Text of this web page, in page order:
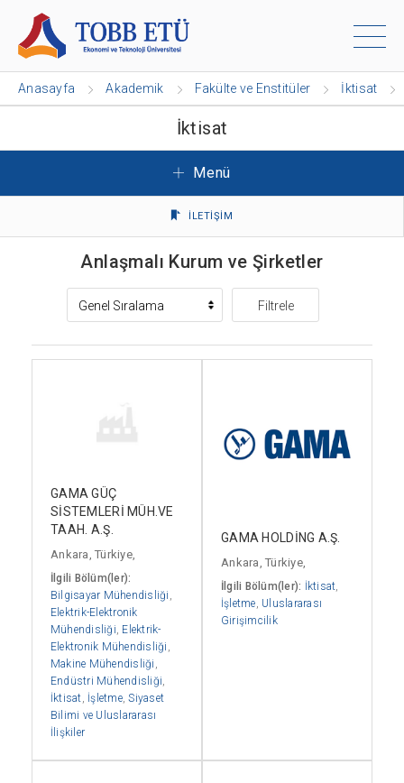
Anasayfa Akademik Fakülte ve Enstitüler İktisat
İktisat
Menü
İLETİŞİM
Anlaşmalı Kurum ve Şirketler
Filtrele
GAMA GÜÇ
SİSTEMLERİ MÜH.VE
TAAH. A.Ş.
Ankara, Türkiye,
İlgili Bölüm(ler):
Bilgisayar Mühendisliği ,
Elektrik-Elektronik
Mühendisliği, Elektrik-
Elektronik Mühendisliği ,
Makine Mühendisliği ,
Endüstri Mühendisliği,
İktisat, İşletme,Siyaset
Bilimi ve Uluslararası
İlişkiler
GAMA HOLDİNG A.Ş.
Ankara, Türkiye,
İlgili Bölüm(ler): İktisat,
İşletme, Uluslararası
Girişimcilik